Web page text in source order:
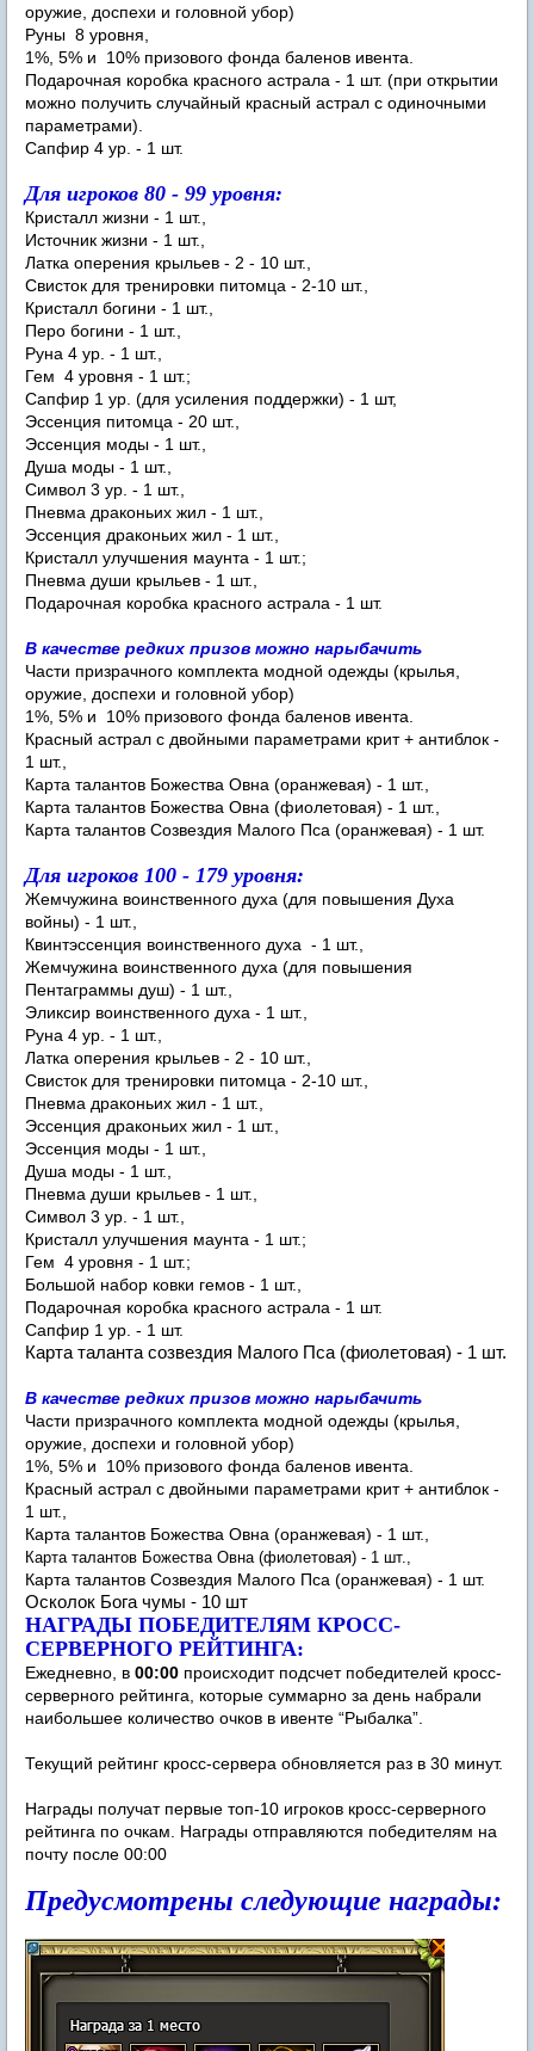
оружие, доспехи и головной убор)
Руны 8 уровня,
1%, 5% и 10% призового фонда баленов ивента.
Подарочная коробка красного астрала - 1 шт. (при открытии
можно получить случайный красный астрал с одиночными
параметрами).
Сапфир 4 ур. - 1 шт.
Для игроков 80 - 99 уровня:
Кристалл жизни - 1 шт.,
Источник жизни - 1 шт.,
Латка оперения крыльев - 2 - 10 шт.,
Свисток для тренировки питомца - 2-10 шт.,
Кристалл богини - 1 шт.,
Перо богини - 1 шт.,
Руна 4 ур. - 1 шт.,
Гем 4 уровня - 1 шт.;
Сапфир 1 ур. (для усиления поддержки) - 1 шт,
Эссенция питомца - 20 шт.,
Эссенция моды - 1 шт.,
Душа моды - 1 шт.,
Символ 3 ур. - 1 шт.,
Пневма драконьих жил - 1 шт.,
Эссенция драконьих жил - 1 шт.,
Кристалл улучшения маунта - 1 шт.;
Пневма души крыльев - 1 шт.,
Подарочная коробка красного астрала - 1 шт.
В качестве редких призов можно нарыбачить
Части призрачного комплекта модной одежды (крылья,
оружие, доспехи и головной убор)
1%, 5% и 10% призового фонда баленов ивента.
Красный астрал с двойными параметрами крит + антиблок -
1 шт.,
Карта талантов Божества Овна (оранжевая) - 1 шт.,
Карта талантов Божества Овна (фиолетовая) - 1 шт.,
Карта талантов Созвездия Малого Пса (оранжевая) - 1 шт.
Для игроков 100 - 179 уровня:
Жемчужина воинственного духа (для повышения Духа
войны) - 1 шт.,
Квинтэссенция воинственного духа - 1 шт.,
Жемчужина воинственного духа (для повышения
Пентаграммы душ) - 1 шт.,
Эликсир воинственного духа - 1 шт.,
Руна 4 ур. - 1 шт.,
Латка оперения крыльев - 2 - 10 шт.,
Свисток для тренировки питомца - 2-10 шт.,
Пневма драконьих жил - 1 шт.,
Эссенция драконьих жил - 1 шт.,
Эссенция моды - 1 шт.,
Душа моды - 1 шт.,
Пневма души крыльев - 1 шт.,
Символ 3 ур. - 1 шт.,
Кристалл улучшения маунта - 1 шт.;
Гем 4 уровня - 1 шт.;
Большой набор ковки гемов - 1 шт.,
Подарочная коробка красного астрала - 1 шт.
Сапфир 1 ур. - 1 шт.
Карта таланта созвездия Малого Пса (фиолетовая) - 1 шт.
В качестве редких призов можно нарыбачить
Части призрачного комплекта модной одежды (крылья,
оружие, доспехи и головной убор)
1%, 5% и 10% призового фонда баленов ивента.
Красный астрал с двойными параметрами крит + антиблок -
1 шт.,
Карта талантов Божества Овна (оранжевая) - 1 шт.,
Карта талантов Божества Овна (фиолетовая) - 1 шт.,
Карта талантов Созвездия Малого Пса (оранжевая) - 1 шт.
Осколок Бога чумы - 10 шт
НАГРАДЫ ПОБЕДИТЕЛЯМ КРОСС-
СЕРВЕРНОГО РЕЙТИНГА:
Ежедневно, в 00:00 происходит подсчет победителей кросс-
серверного рейтинга, которые суммарно за день набрали
наибольшее количество очков в ивенте “Рыбалка”.
Текущий рейтинг кросс-сервера обновляется раз в 30 минут.
Награды получат первые топ-10 игроков кросс-серверного
рейтинга по очкам. Награды отправляются победителям на
почту после 00:00
Предусмотрены следующие награды: